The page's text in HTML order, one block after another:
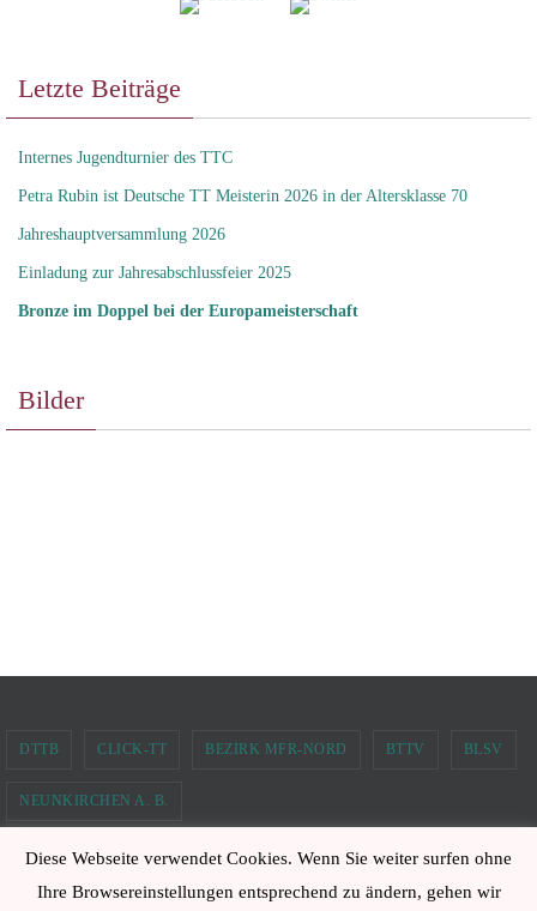
Letzte Beiträge
Internes Jugendturnier des TTC
Petra Rubin ist Deutsche TT Meisterin 2026 in der Altersklasse 70
Jahreshauptversammlung 2026
Einladung zur Jahresabschlussfeier 2025
Bronze im Doppel bei der Europameisterschaft
Bilder
DTTB CLICK-TT BEZIRK MFR-NORD BTTV BLSV
NEUNKIRCHEN A. B.
TTC Neunkirchen am Brand 2006 e.V.
Powered by Nirvana
Diese Webseite verwendet Cookies. Wenn Sie weiter surfen ohne
Ihre Browsereinstellungen entsprechend zu ändern, gehen wir